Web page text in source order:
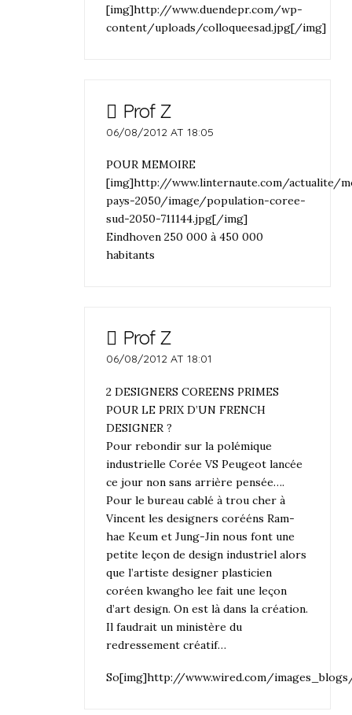
[img]http://www.duendepr.com/wp-
content/uploads/colloqueesad.jpg[/img]
Prof Z
06/08/2012 AT 18:05
POUR MEMOIRE
[img]http://www.linternaute.com/actualite/
pays-2050/image/population-coree-
sud-2050-711144.jpg[/img]
Eindhoven 250 000 à 450 000
habitants
Prof Z
06/08/2012 AT 18:01
2 DESIGNERS COREENS PRIMES
POUR LE PRIX D’UN FRENCH
DESIGNER ?
Pour rebondir sur la polémique
industrielle Corée VS Peugeot lancée
ce jour non sans arrière pensée….
Pour le bureau cablé à trou cher à
Vincent les designers corééns Ram-
hae Keum et Jung-Jin nous font une
petite leçon de design industriel alors
que l’artiste designer plasticien
coréen kwangho lee fait une leçon
d’art design. On est là dans la création.
Il faudrait un ministère du
redressement créatif…
So[img]http://www.wired.com/